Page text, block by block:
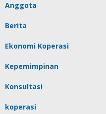
Anggota
Berita
Ekonomi Koperasi
Kepemimpinan
Konsultasi
koperasi